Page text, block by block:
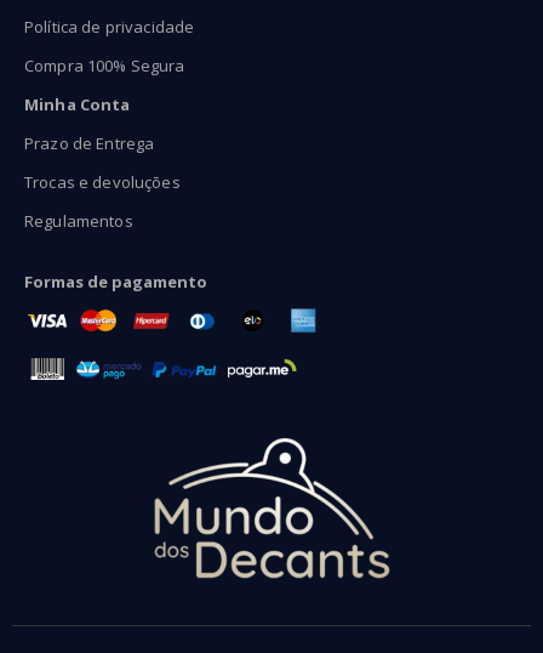
Política de privacidade
Compra 100% Segura
Minha Conta
Prazo de Entrega
Trocas e devoluções
Regulamentos
Formas de pagamento